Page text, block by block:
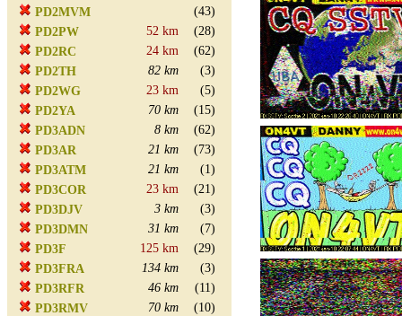
PD2MVM
(43)
PD2PW
52 km
(28)
PD2RC
24 km
(62)
PD2TH
82 km
(3)
PD2WG
23 km
(5)
PD2YA
70 km
(15)
PD3ADN
8 km
(62)
PD3AR
21 km
(73)
PD3ATM
21 km
(1)
PD3COR
23 km
(21)
PD3DJV
3 km
(3)
PD3DMN
31 km
(7)
PD3F
125 km
(29)
PD3FRA
134 km
(3)
PD3RFR
46 km
(11)
PD3RMV
70 km (10)